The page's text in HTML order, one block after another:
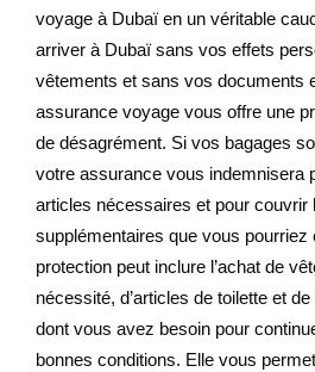
voyage à Dubaï en un véritable
arriver à Dubaï sans vos effets
vêtements et sans vos documents
assurance voyage vous offre une
de désagrément. Si vos bagages
votre assurance vous indemnisera
articles nécessaires et pour couvrir
supplémentaires que vous pourriez
protection peut inclure l’achat de
nécessité, d’articles de toilette et
dont vous avez besoin pour
bonnes conditions. Elle vous